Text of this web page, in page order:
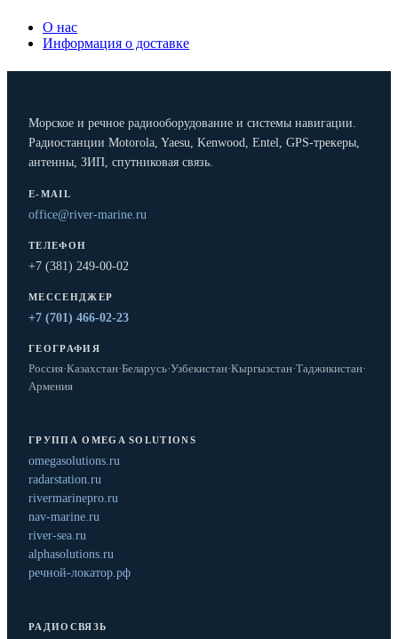
О нас
Информация о доставке
Морское и речное радиооборудование и системы навигации.
Радиостанции Motorola, Yaesu, Kenwood, Entel, GPS-трекеры,
антенны, ЗИП, спутниковая связь.
E-MAIL
office@river-marine.ru
ТЕЛЕФОН
+7 (381) 249-00-02
МЕССЕНДЖЕР
+7 (701) 466-02-23
ГЕОГРАФИЯ
Россия·Казахстан·Беларусь·Узбекистан·Кыргызстан·Таджикистан·
Армения
ГРУППА OMEGA SOLUTIONS
omegasolutions.ru
radarstation.ru
rivermarinepro.ru
nav-marine.ru
river-sea.ru
alphasolutions.ru
речной-локатор.рф
РАДИОСВЯЗЬ